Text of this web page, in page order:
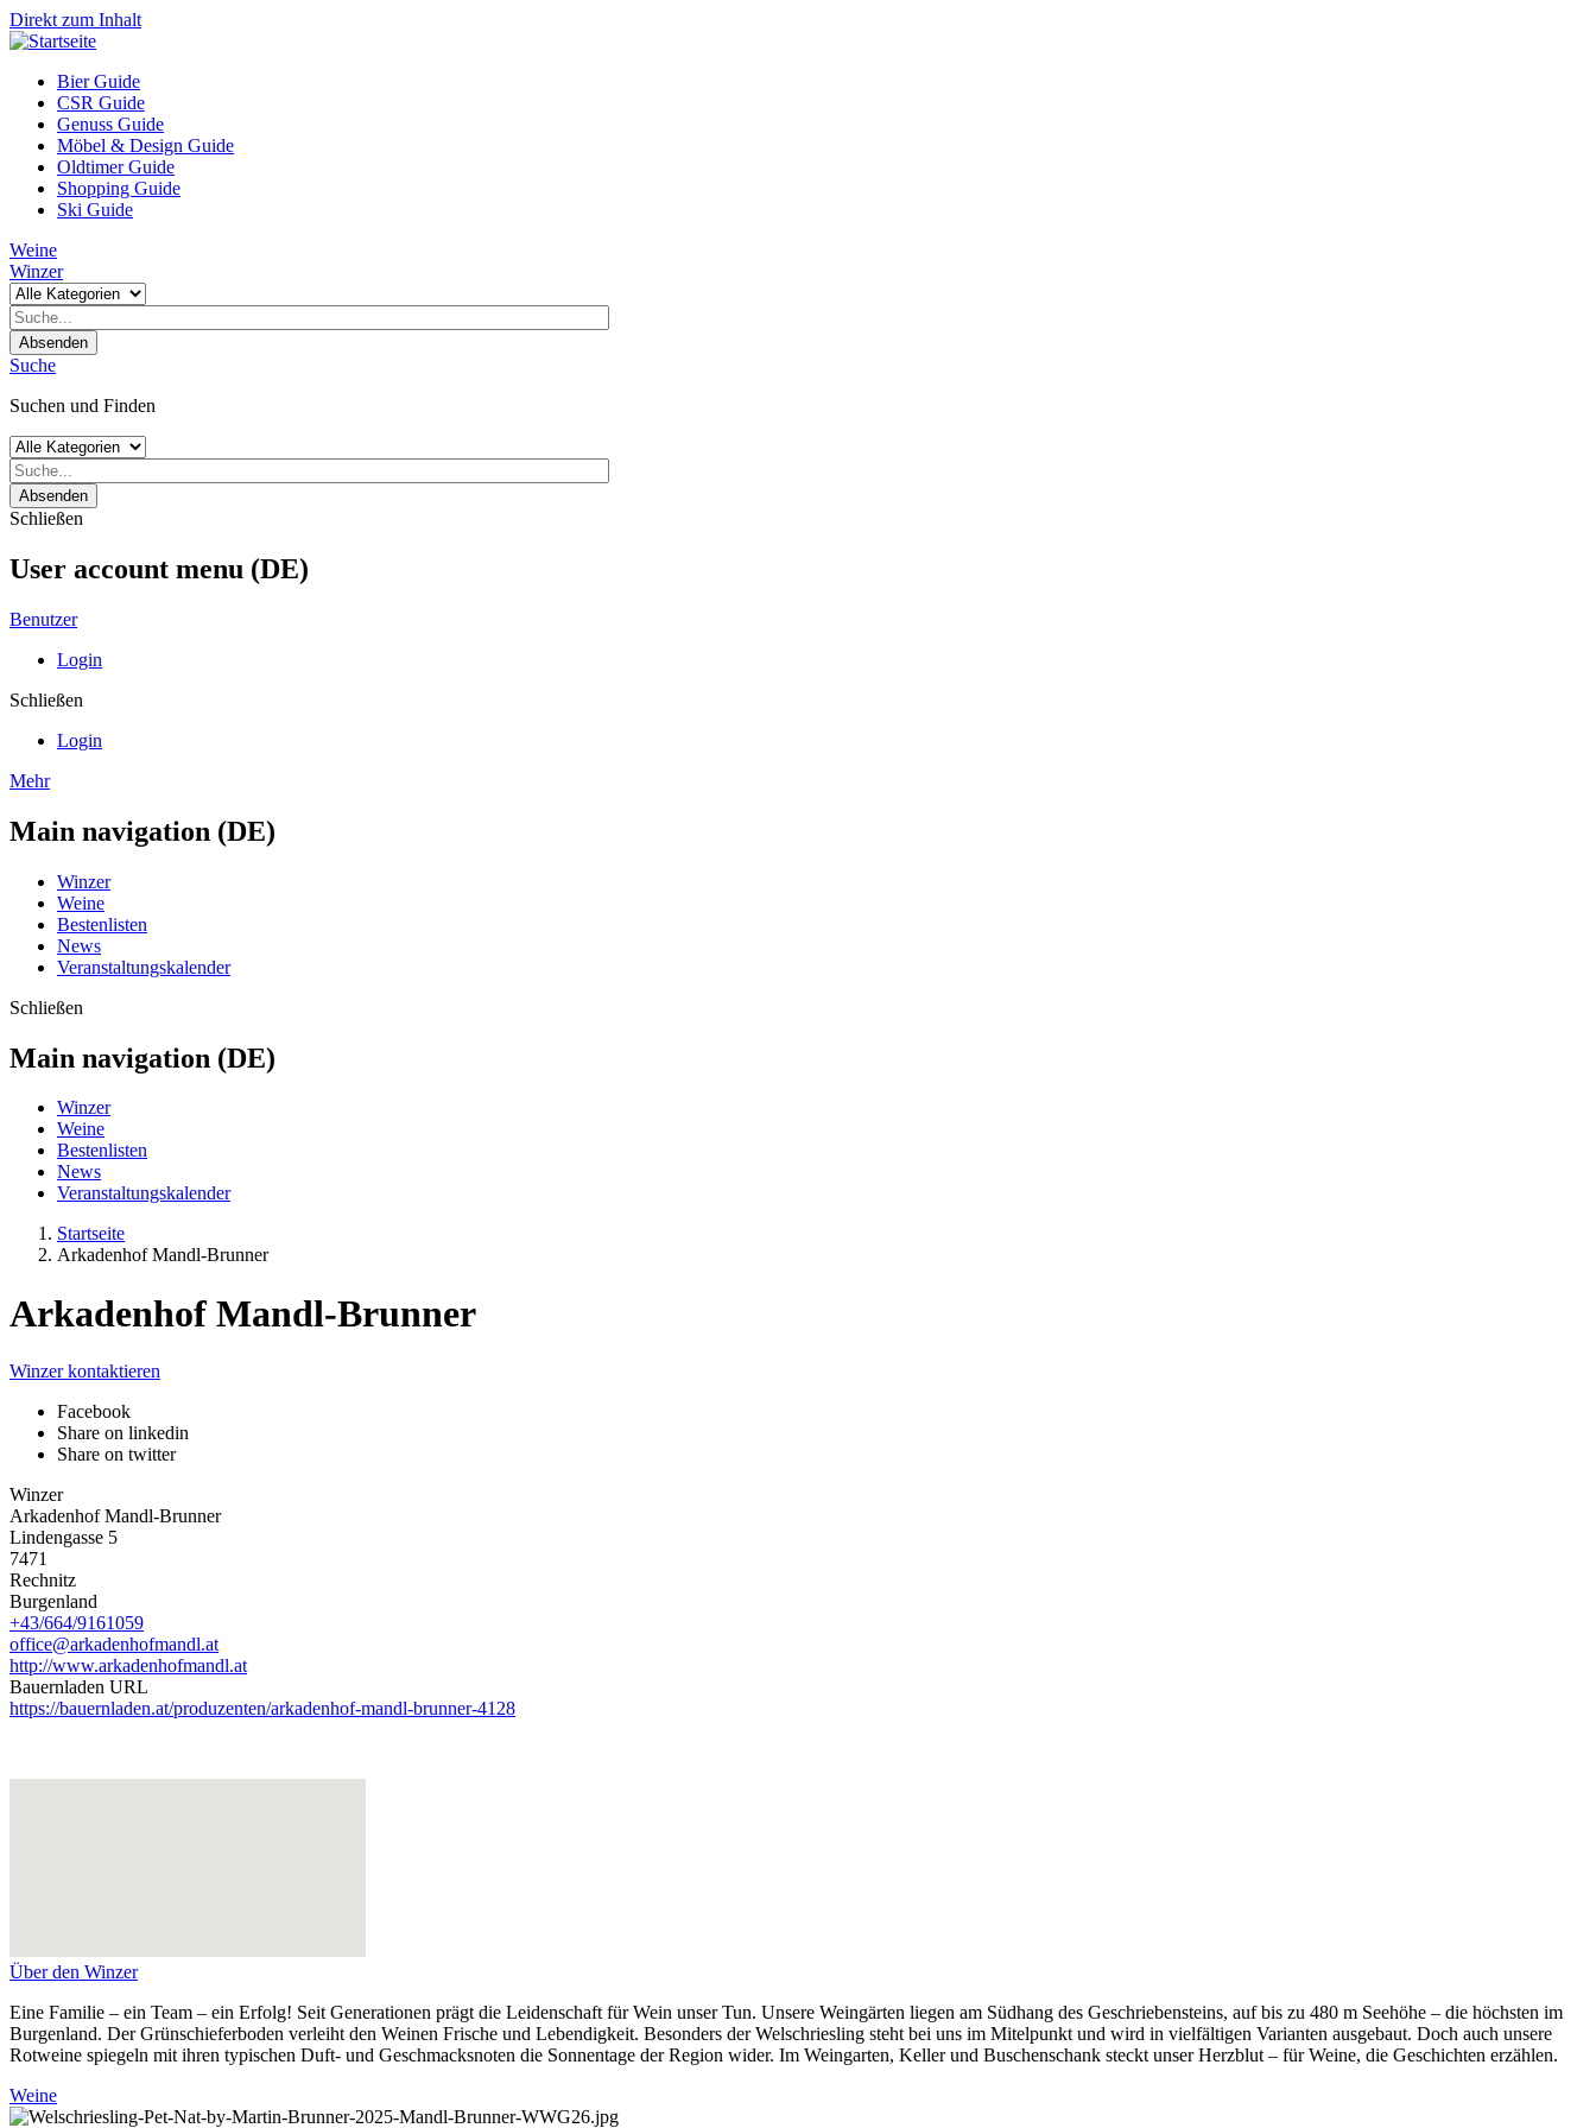
Direkt zum Inhalt
Bier Guide
CSR Guide
Genuss Guide
Möbel & Design Guide
Oldtimer Guide
Shopping Guide
Ski Guide
Weine
Winzer
Absenden
Suche
Suchen und Finden
Absenden
Schließen
User account menu (DE)
Benutzer
Login
Schließen
Login
Mehr
Main navigation (DE)
Winzer
Weine
Bestenlisten
News
Veranstaltungskalender
Schließen
Main navigation (DE)
Winzer
Weine
Bestenlisten
News
Veranstaltungskalender
Startseite
Arkadenhof Mandl-Brunner
Arkadenhof Mandl-Brunner
Winzer kontaktieren
Facebook
Share on linkedin
Share on twitter
Winzer
Arkadenhof Mandl-Brunner
Lindengasse 5
7471
Rechnitz
Burgenland
+43/664/9161059
office@arkadenhofmandl.at
http://www.arkadenhofmandl.at
Bauernladen URL
https://bauernladen.at/produzenten/arkadenhof-mandl-brunner-4128
Über den Winzer
Eine Familie – ein Team – ein Erfolg! Seit Generationen prägt die Leidenschaft für Wein unser Tun. Unsere Weingärten liegen am Südhang des Geschriebensteins, auf bis zu 480 m Seehöhe – die höchsten im
Burgenland. Der Grünschieferboden verleiht den Weinen Frische und Lebendigkeit. Besonders der Welschriesling steht bei uns im Mitelpunkt und wird in vielfältigen Varianten ausgebaut. Doch auch unsere
Rotweine spiegeln mit ihren typischen Duft- und Geschmacksnoten die Sonnentage der Region wider. Im Weingarten, Keller und Buschenschank steckt unser Herzblut – für Weine, die Geschichten erzählen.
Weine